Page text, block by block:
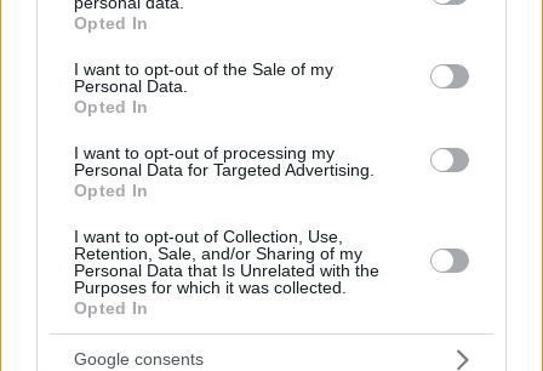
grant or deny consent to Google and its third-party tags to
use your data for below specified purposes in below Google
consent section.
Opted In
I want to opt-out of the Sale of my
Personal Data.
Opted In
I want to opt-out of processing my
Personal Data for Targeted Advertising.
Opted In
I want to opt-out of Collection, Use,
Retention, Sale, and/or Sharing of my
Personal Data that Is Unrelated with the
Purposes for which it was collected.
Opted In
Google consents